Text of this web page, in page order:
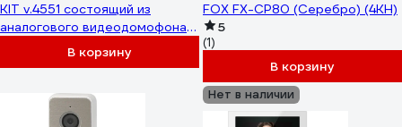
KIT v.4551 состоящий из
аналогового видеодомофона и
вызывной панели 4451
В корзину
FOX FX-CP80 (Серебро) (4КН)
5
(1)
В корзину
Нет в наличии